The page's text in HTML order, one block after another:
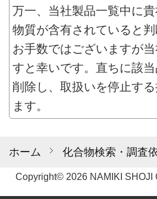
ホーム 化合物検索・調査
万一、当社製品一覧中に
物質が含有されていると判
お手数ではございますが
すと幸いです。直ちに該
削除し、取扱いを停止す
ます。
Copyright© 2026 NAMIKI SHOJI